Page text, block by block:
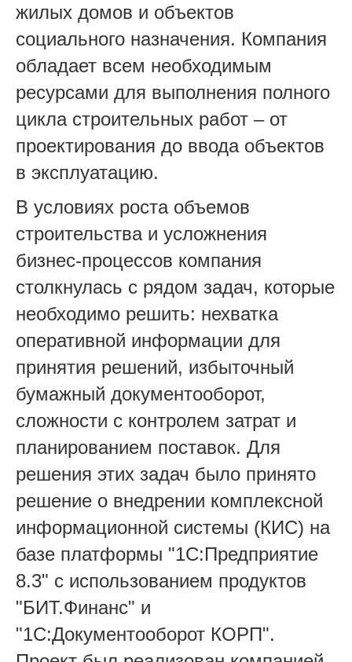
жилых домов и объектов
социального назначения. Компания
обладает всем необходимым
ресурсами для выполнения полного
цикла строительных работ – от
проектирования до ввода объектов
в эксплуатацию.
В условиях роста объемов
строительства и усложнения
бизнес-процессов компания
столкнулась с рядом задач, которые
необходимо решить: нехватка
оперативной информации для
принятия решений, избыточный
бумажный документооборот,
сложности с контролем затрат и
планированием поставок. Для
решения этих задач было принято
решение о внедрении комплексной
информационной системы (КИС) на
базе платформы "1С:Предприятие
8.3" с использованием продуктов
"БИТ.Финанс" и
"1С:Документооборот КОРП".